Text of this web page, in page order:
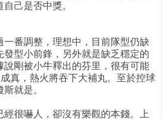
己是否中獎。
一番調整，理想中，目前隊型仍缺
發型小前鋒，另外就是缺乏穩定的
說剛被小牛釋出的芬里，很有可能
真，熱火將吞下大補丸。至於控球
就是。
很嚇人，卻沒有樂觀的本錢。上